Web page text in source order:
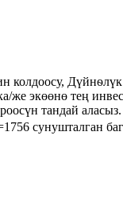
же экөөнө тең
аласыз. 1-